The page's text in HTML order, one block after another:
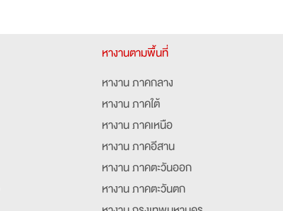
หางานตามพื้นที่
หางาน ภาคกลาง
หางาน ภาคใต้
หางาน ภาคเหนือ
หางาน ภาคอีสาน
หางาน ภาคตะวันออก
หางาน ภาคตะวันตก